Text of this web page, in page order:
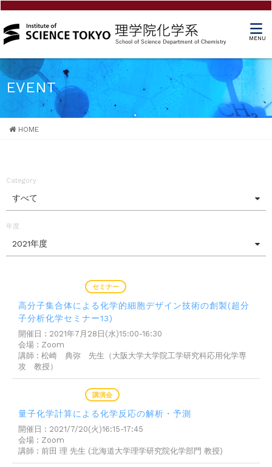
MENU
EVENT
HOME
Category
すべて
年度
2021年度
高分子集合体による化学的細胞デザイン技術の創製(超分
子分析化学セミナー13)
開催日 : 2021年7月28日(水)15:00-16:30
会場 : Zoom
講師 : 松崎 典弥 先生（大阪大学大学院工学研究科応用化学専
攻 教授）
セミナー
量子化学計算による化学反応の解析・予測
開催日 : 2021/7/20(火)16:15-17:45
会場 : Zoom
講師 : 前田 理 先生 (北海道大学理学研究院化学部門 教授)
講演会